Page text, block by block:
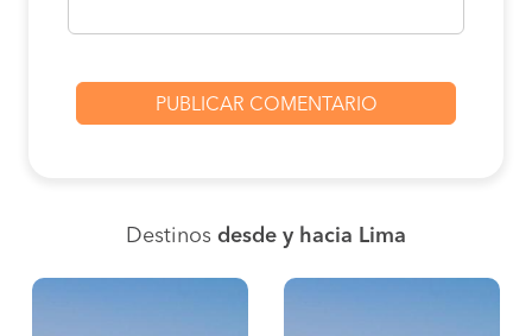
Destinos desde y hacia Lima